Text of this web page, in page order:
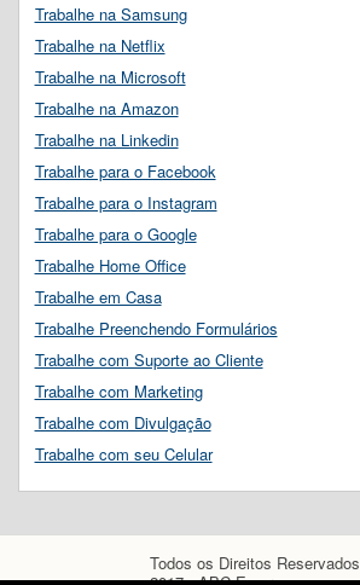
Trabalhe na Samsung
Trabalhe na Netflix
Trabalhe na Microsoft
Trabalhe na Amazon
Trabalhe na Linkedin
Trabalhe para o Facebook
Trabalhe para o Instagram
Trabalhe para o Google
Trabalhe Home Office
Trabalhe em Casa
Trabalhe Preenchendo Formulários
Trabalhe com Suporte ao Cliente
Trabalhe com Marketing
Trabalhe com Divulgação
Trabalhe com seu Celular
Todos os Direitos Reservados